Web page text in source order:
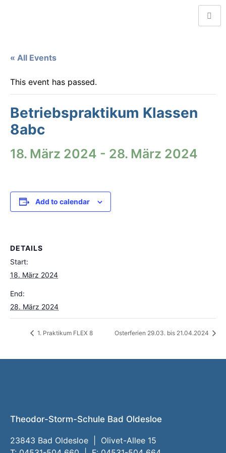
« All Events
This event has passed.
Betriebspraktikum Klassen
8abc
18. März 2024 - 28. März 2024
Add to calendar
DETAILS
Start:
18. März 2024
End:
28. März 2024
1. Praktikum FLEX 8 Osterferien 29.03. bis 21.04.2024
Theodor-Storm-Schule Bad Oldesloe
23843 Bad Oldesloe | Olivet-Allee 15